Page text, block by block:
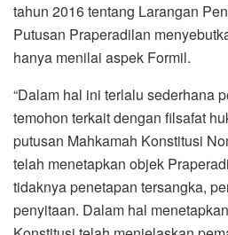
tahun 2016 tentang Larangan
Putusan Praperadilan
hanya menilai aspek Formil.
“Dalam hal ini terlalu sederhana
temohon terkait dengan filsafat
putusan Mahkamah Konstitusi
telah menetapkan objek
tidaknya penetapan tersangka,
penyitaan. Dalam hal